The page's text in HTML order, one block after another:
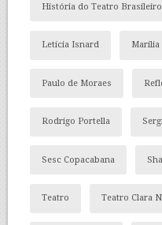
História do Teatro Brasileiro
Letícia Isnard Marília
Paulo de Moraes
Rodrigo Portella
Sesc Copacabana
Teatro Teatro Clara